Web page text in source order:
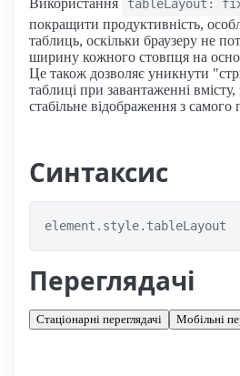
Використання
tableLayout:
покращити продуктивність,
таблиць, оскільки браузеру не
ширину кожного стовпця на
Це також дозволяє уникнути
таблиці при завантаженні
стабільне відображення з самого
Синтаксис
element.style.tableLayout
Переглядачі
Стаціонарні переглядачі Мобільні